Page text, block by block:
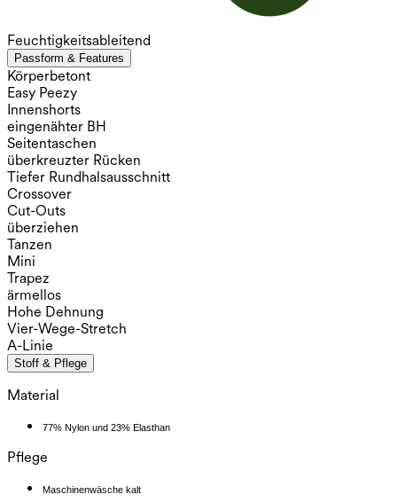
Feuchtigkeitsableitend
Passform & Features
Körperbetont
Easy Peezy
Innenshorts
eingenähter BH
Seitentaschen
überkreuzter Rücken
Tiefer Rundhalsausschnitt
Crossover
Cut-Outs
überziehen
Tanzen
Mini
Trapez
ärmellos
Hohe Dehnung
Vier-Wege-Stretch
A-Linie
Stoff & Pflege
Material
77% Nylon und 23% Elasthan
Pflege
Maschinenwäsche kalt